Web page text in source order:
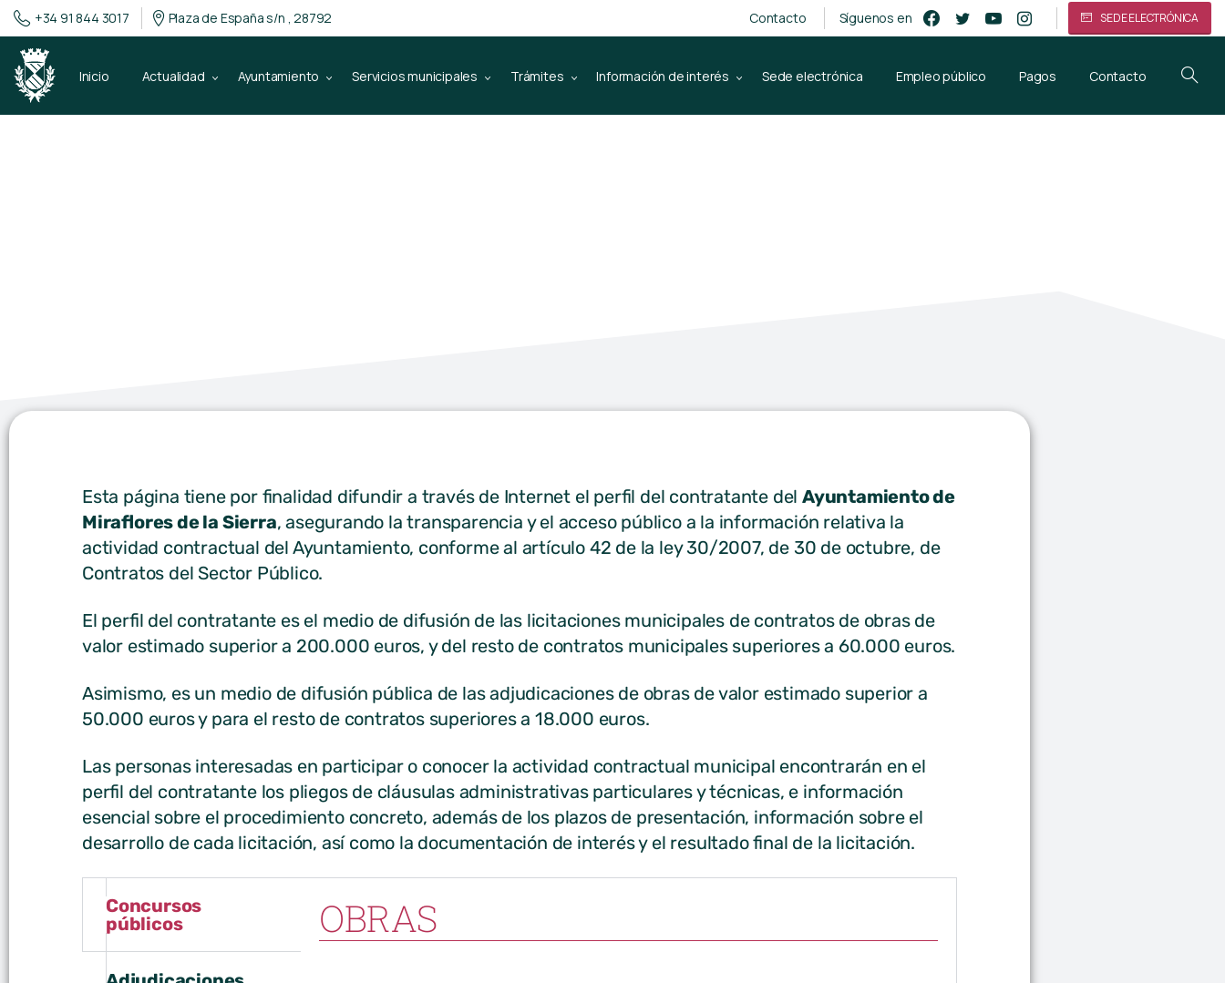
+34 91 844 3017 Plaza de España s/n , 28792 Contacto Síguenos en SEDE ELECTRÓNICA
Inicio Actualidad Ayuntamiento Servicios municipales Trámites Información de interés Sede electrónica Empleo público Pagos Contacto
Esta página tiene por finalidad difundir a través de Internet el perfil del contratante del Ayuntamiento de
Miraflores de la Sierra, asegurando la transparencia y el acceso público a la información relativa la
actividad contractual del Ayuntamiento, conforme al artículo 42 de la ley 30/2007, de 30 de octubre, de
Contratos del Sector Público.
El perfil del contratante es el medio de difusión de las licitaciones municipales de contratos de obras de
valor estimado superior a 200.000 euros, y del resto de contratos municipales superiores a 60.000 euros.
Asimismo, es un medio de difusión pública de las adjudicaciones de obras de valor estimado superior a
50.000 euros y para el resto de contratos superiores a 18.000 euros.
Las personas interesadas en participar o conocer la actividad contractual municipal encontrarán en el
perfil del contratante los pliegos de cláusulas administrativas particulares y técnicas, e información
esencial sobre el procedimiento concreto, además de los plazos de presentación, información sobre el
desarrollo de cada licitación, así como la documentación de interés y el resultado final de la licitación.
Concursos
públicos
OBRAS